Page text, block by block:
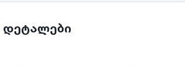
დეტალები